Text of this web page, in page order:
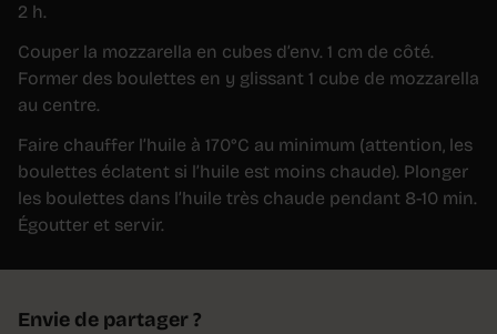
2 h.
Couper la mozzarella en cubes d’env. 1 cm de côté.
Former des boulettes en y glissant 1 cube de mozzarella
au centre.
Faire chauffer l’huile à 170°C au minimum (attention, les
boulettes éclatent si l’huile est moins chaude). Plonger
les boulettes dans l’huile très chaude pendant 8-10 min.
Égoutter et servir.
Envie de partager ?